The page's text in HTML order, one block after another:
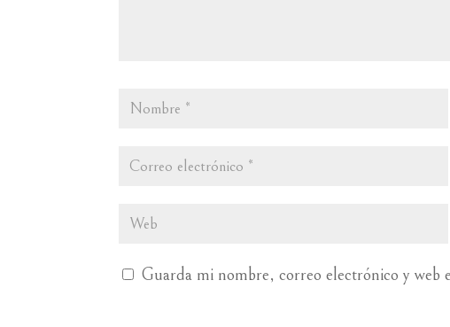
Guarda mi nombre, correo electrónico y web